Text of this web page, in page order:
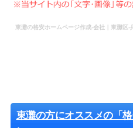
東灘の格安ホームページ作成-会社｜東灘区
東灘の方にオススメの「